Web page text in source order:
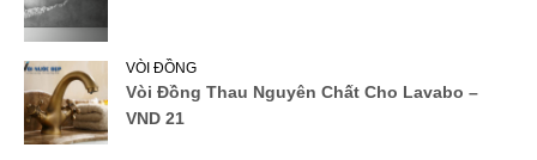
VÒI ĐỒNG
Vòi Đồng Thau Nguyên Chất Cho Lavabo –
VND 21